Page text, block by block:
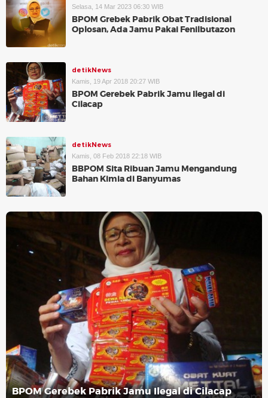
Selasa, 14 Mar 2023 06:30 WIB
BPOM Grebek Pabrik Obat Tradisional
Oplosan, Ada Jamu Pakai Fenilbutazon
detikNews
Kamis, 19 Apr 2018 20:27 WIB
BPOM Gerebek Pabrik Jamu Ilegal di
Cilacap
detikNews
Kamis, 08 Feb 2018 22:18 WIB
BBPOM Sita Ribuan Jamu Mengandung
Bahan Kimia di Banyumas
BPOM Gerebek Pabrik Jamu Ilegal di Cilacap